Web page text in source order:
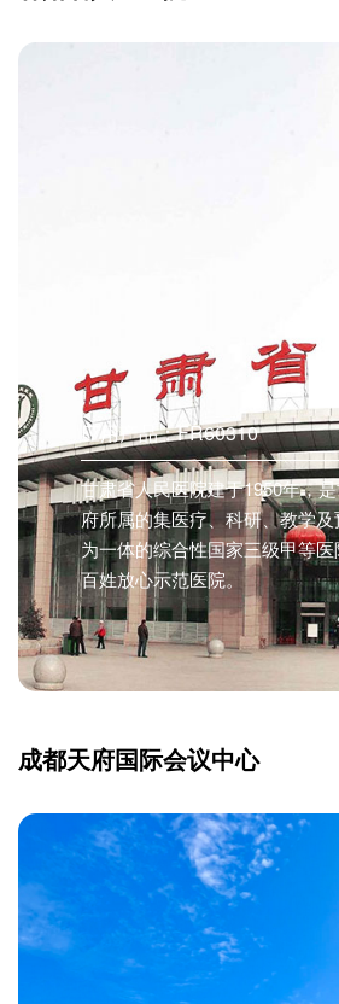
应用产品：FR60310
甘肃省人民医院建于1950年，
府所属的集医疗、科研、教学
为一体的综合性国家三级甲等
百姓放心示范医院。
成都天府国际会议中心